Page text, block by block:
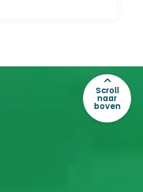
Scroll
naar
boven